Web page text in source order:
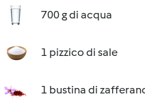
700 g di acqua
1 pizzico di sale
1 bustina di